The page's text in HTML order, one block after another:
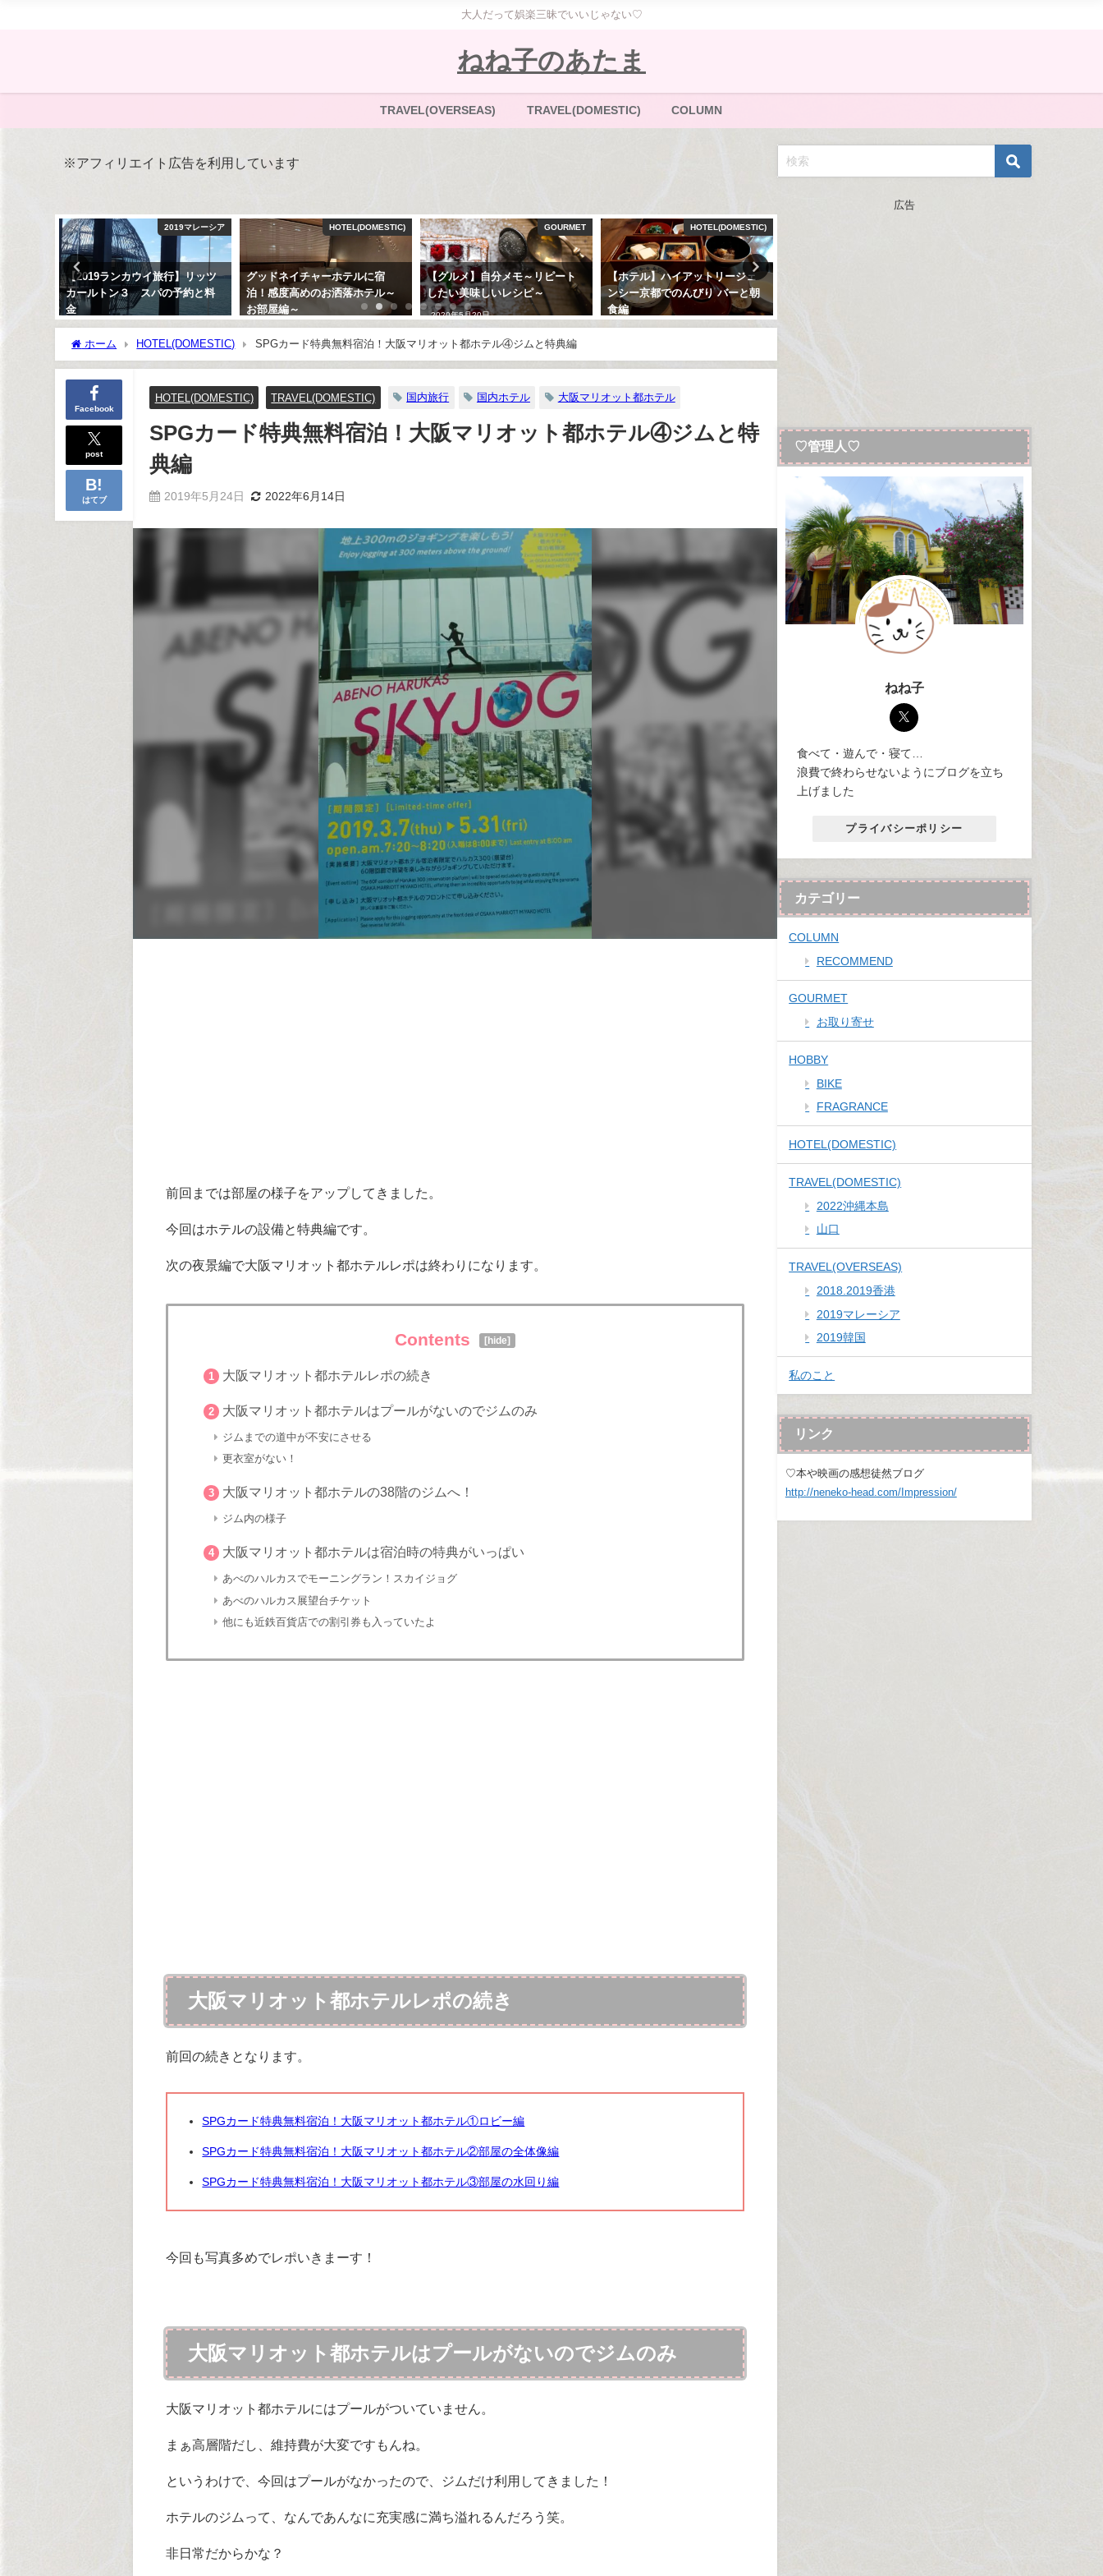
大人だって娯楽三昧でいいじゃない♡
ねね子のあたま
TRAVEL(OVERSEAS) TRAVEL(DOMESTIC) COLUMN
※アフィリエイト広告を利用しています
2019マレーシア
【2019ランカウイ旅行】リッツ
カールトン３ スパの予約と料
HOTEL(DOMESTIC)
グッドネイチャーホテルに宿
泊！感度高めのお洒落ホテル～
お部屋編～
GOURMET
【グルメ】自分メモ～リピート
したい美味しいレシピ～
2020年5月20日
HOTEL(DOMESTIC)
【ホテル】ハイアットリージェ
ンシー京都でのんびり バーと朝
食編
2019マレーシア ランカウイの
2020年4月24日
ホーム HOTEL(DOMESTIC) SPGカード特典無料宿泊！大阪マリオット都ホテル④ジムと特典編
Facebook
post
はてブ
HOTEL(DOMESTIC) TRAVEL(DOMESTIC) 国内旅行 国内ホテル 大阪マリオット都ホテル
SPGカード特典無料宿泊！大阪マリオット都ホテル④ジムと特
典編
2019年5月24日 2022年6月14日
前回までは部屋の様子をアップしてきました。
今回はホテルの設備と特典編です。
次の夜景編で大阪マリオット都ホテルレポは終わりになります。
Contents [hide]
1 大阪マリオット都ホテルレポの続き
2 大阪マリオット都ホテルはプールがないのでジムのみ
ジムまでの道中が不安にさせる
更衣室がない！
3 大阪マリオット都ホテルの38階のジムへ！
ジム内の様子
4 大阪マリオット都ホテルは宿泊時の特典がいっぱい
あべのハルカスでモーニングラン！スカイジョグ
あべのハルカス展望台チケット
他にも近鉄百貨店での割引券も入っていたよ
大阪マリオット都ホテルレポの続き
前回の続きとなります。
SPGカード特典無料宿泊！大阪マリオット都ホテル①ロビー編
SPGカード特典無料宿泊！大阪マリオット都ホテル②部屋の全体像編
SPGカード特典無料宿泊！大阪マリオット都ホテル③部屋の水回り編
今回も写真多めでレポいきまーす！
大阪マリオット都ホテルはプールがないのでジムのみ
大阪マリオット都ホテルにはプールがついていません。
まぁ高層階だし、維持費が大変ですもんね。
というわけで、今回はプールがなかったので、ジムだけ利用してきました！
ホテルのジムって、なんであんなに充実感に満ち溢れるんだろう笑。
非日常だからかな？
広告
♡管理人♡
ねね子
食べて・遊んで・寝て…
浪費で終わらせないようにブログを立ち
上げました
プライバシーポリシー
カテゴリー
COLUMN
RECOMMEND
GOURMET
お取り寄せ
HOBBY
BIKE
FRAGRANCE
HOTEL(DOMESTIC)
TRAVEL(DOMESTIC)
2022沖縄本島
山口
TRAVEL(OVERSEAS)
2018.2019香港
2019マレーシア
2019韓国
私のこと
リンク
♡本や映画の感想徒然ブログ
http://neneko-head.com/Impression/